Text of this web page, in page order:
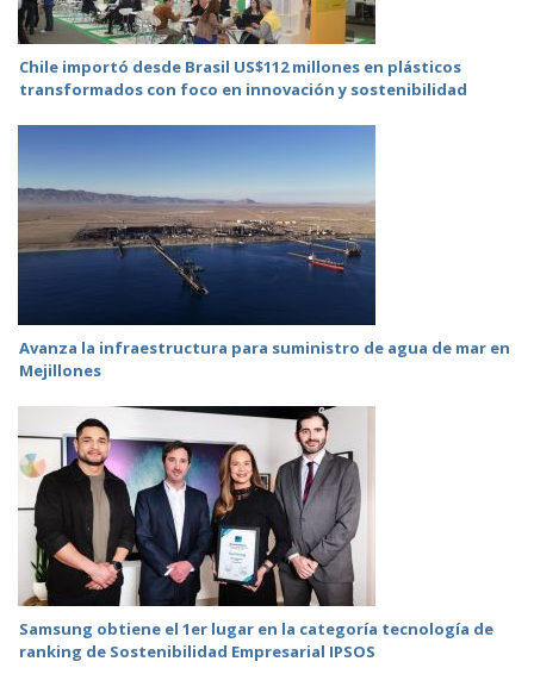
Chile importó desde Brasil US$112 millones en plásticos
transformados con foco en innovación y sostenibilidad
Avanza la infraestructura para suministro de agua de mar en
Mejillones
Samsung obtiene el 1er lugar en la categoría tecnología de
ranking de Sostenibilidad Empresarial IPSOS